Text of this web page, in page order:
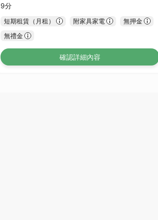
9分
短期租賃（月租） 附家具家電
無押金
無禮金
確認詳細內容